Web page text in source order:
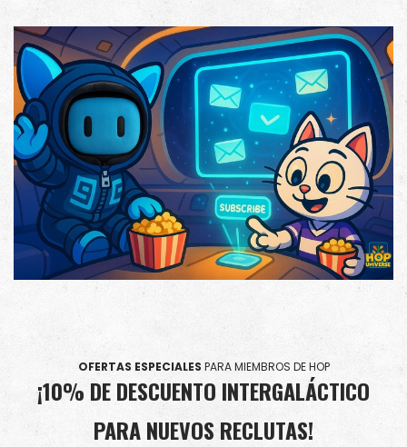
OFERTAS ESPECIALES PARA MIEMBROS DE HOP
¡10% DE DESCUENTO INTERGALÁCTICO
PARA NUEVOS RECLUTAS!